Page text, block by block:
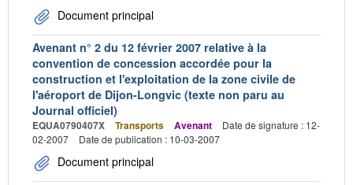
Document principal
Avenant n° 2 du 12 février 2007 relative à la
convention de concession accordée pour la
construction et l'exploitation de la zone civile de
l'aéroport de Dijon-Longvic (texte non paru au
Journal officiel)
EQUA0790407X Transports Avenant
Date de signature : 12-
02-2007
Date de publication : 10-03-2007
Document principal